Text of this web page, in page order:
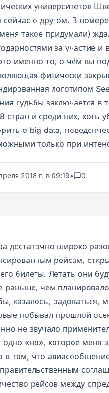
университетов
сейчас о другом. В
такое придумали)
за участие
именно то, о чём вы
физически
логотипом
судьбы заключается в
стран и среди них, хоть
о big data,
только при
2018 г. в 09:19• 0
достаточно широко
рейсам,
билеты. Летать они
раньше, чем
казалось, радоваться,
побывал прошлой
не звучало
одно «но», которое меня
в том, что
рейсов между